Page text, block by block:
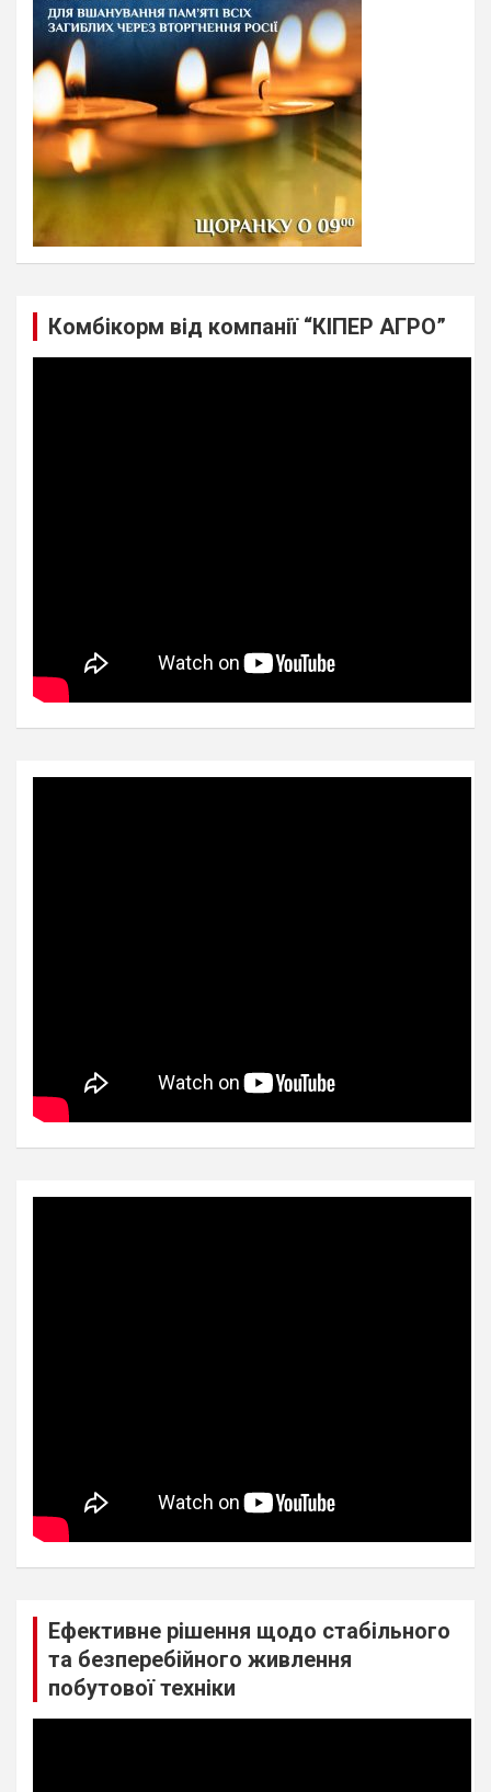
Комбікорм від компанії “КІПЕР АГРО”
Ефективне рішення щодо стабільного
та безперебійного живлення
побутової техніки